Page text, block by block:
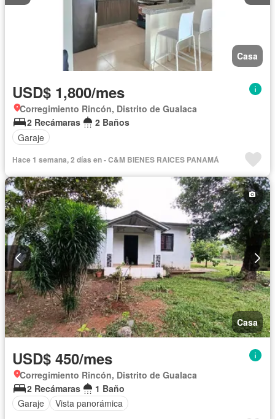
Casa
USD$ 1,800/mes
Corregimiento Rincón, Distrito de Gualaca
2 Recámaras
2 Baños
Garaje
Hace 1 semana, 2 días en - C&M BIENES RAICES PANAMÁ
Casa
USD$ 450/mes
Corregimiento Rincón, Distrito de Gualaca
2 Recámaras
1 Baño
Garaje
Vista panorámica